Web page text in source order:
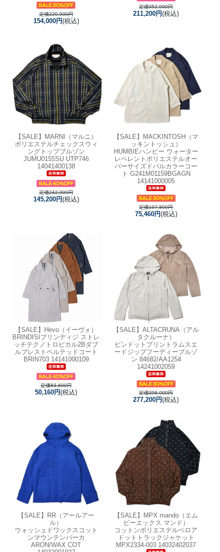
定価220,000円
154,000円(税込)
定価352,000円
211,200円(税込)
【SALE】 MARNI（マルニ）
ポリエステルチェックスウィ
ングトップブルゾン
JUMU0155SU UTP746
14041400138
定価242,000円
145,200円(税込)
【SALE】 MACKINTOSH（マ
ッキントッシュ）
HUMBIEハンビー ウォーター
レペレントポリエステルオー
バーサイズドバルカラーコー
ト G241M01159BGAGN
14141000005
定価107,800円
75,460円(税込)
【SALE】 Hevo（イーヴォ）
BRINDISIブリンディジ ストレ
ッチテクノトロピカル2Bダブ
ルブレストベルテッドコート
BRIN703 14141000109
定価83,600円
50,160円(税込)
【SALE】ALTACRUNA（アル
タクルーナ）
ピンドットプリントラムスエ
ードジップフーディーブルゾ
ン 84682/AA1254
14241002059
定価396,000円
277,200円(税込)
【SALE】 RR（アールアー
ル）
ウォッシュドワックスコット
ンマウンテンパーカ
ARON/WAX COT
【SALE】 MPX mando（エム
ピーエックス マンド）
コットンポリエステルベロア
ドットトラックジャケット
MPX2334-003 14032402037